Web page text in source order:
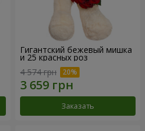
Гигантский бежевый мишка
и 25 красных роз
4 574 грн
Заказать